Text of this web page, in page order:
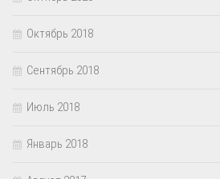
Октябрь 2018
Сентябрь 2018
Июль 2018
Январь 2018